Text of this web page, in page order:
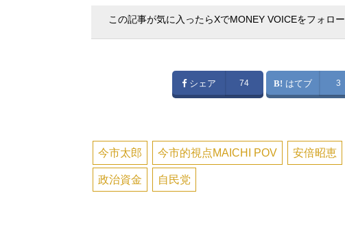
この記事が気に入ったらXでMONEY VOICEをフォロー
シェア 74 はてブ 3
今市太郎 今市的視点MAICHI POV 安倍昭恵
政治資金 自民党